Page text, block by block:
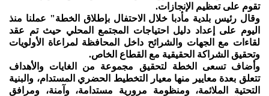
تقوم على تعظيم الإنجازات.
وقال رئيس بلدية مأدبا خلال الاحتفال بإطلاق الخطة" عملنا منذ
اليوم على إعداد دليل احتياجات المجتمع المحلي حيث تم عقد
لقاءات مع الجهات والشرائح داخل المحافظة لمراعاة الأولويات
وتحقيق الشراكة الحقيقية مع القطاع الخاص.
وأضاف تسعى الخطة لتحقيق مجموعة من الغايات والأهداف
تتعلق بعدة معايير منها معيار التخطيط الحضري المستدام، والبنية
التحتية الملائمة، ومنظومة مرورية مستدامة، وآمنة، ومرافق